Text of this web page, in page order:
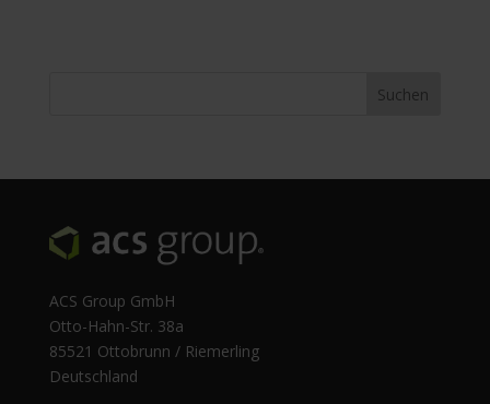
ACS Group GmbH
Otto-Hahn-Str. 38a
85521 Ottobrunn / Riemerling
Deutschland